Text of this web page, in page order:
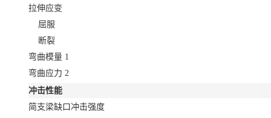
拉伸应变
屈服
断裂
弯曲模量 1
弯曲应力 2
冲击性能
简支梁缺口冲击强度